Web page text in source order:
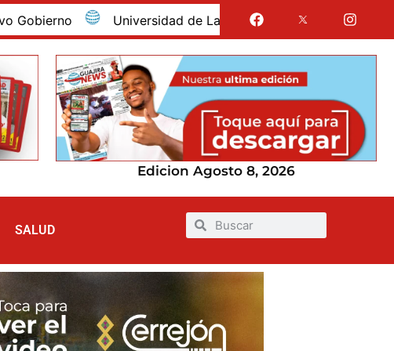
Universidad de La Guajira celebró la obtención del
Edicion Agosto 8, 2026
SALUD